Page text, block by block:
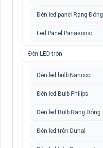
Đèn led panel Rạng Đông
Led Panel Panasonic
Đèn LED tròn
Đèn led bulb Nanoco
Đèn led Bulb Philips
Đèn led Bulb Rạng Đông
Đèn led tròn Duhal